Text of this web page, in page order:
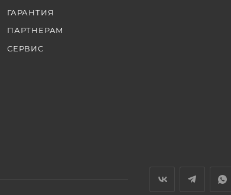
ГАРАНТИЯ
ПАРТНЕРАМ
СЕРВИС